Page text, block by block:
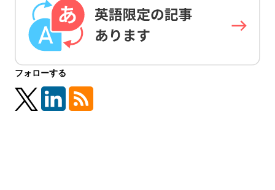
フォローする